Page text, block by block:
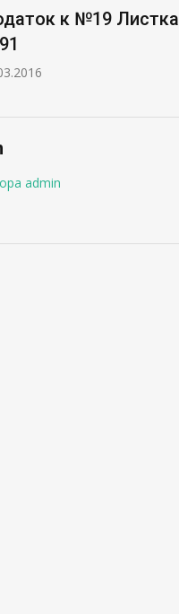
к №19 Листка
admin